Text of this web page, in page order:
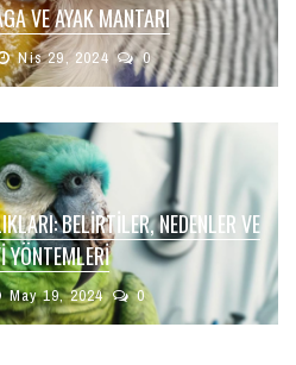
VE AYAK MANTARI
Nis 29, 2024 0
BELIRTILER, NEDENLER VE
YÖNTEMLERI
May 19, 2024 0